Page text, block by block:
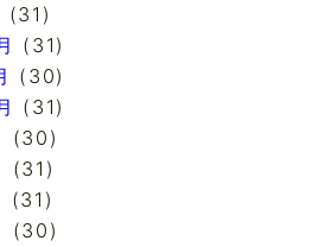
(31)
(31)
(30)
(31)
(30)
(31)
(31)
(30)